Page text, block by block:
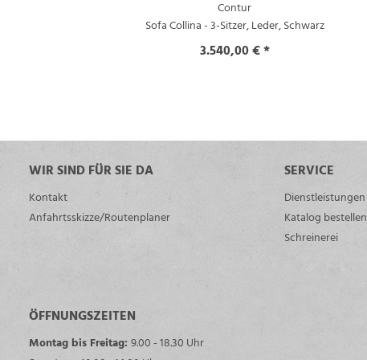
Contur
Sofa Collina - 3-Sitzer, Leder, Schwarz
3.540,00 € *
WIR SIND FÜR SIE DA
Kontakt
Anfahrtsskizze/Routenplaner
SERVICE
Dienstleistungen
Katalog bestellen
Schreinerei
ÖFFNUNGSZEITEN
Montag bis Freitag: 9.00 - 18.30 Uhr